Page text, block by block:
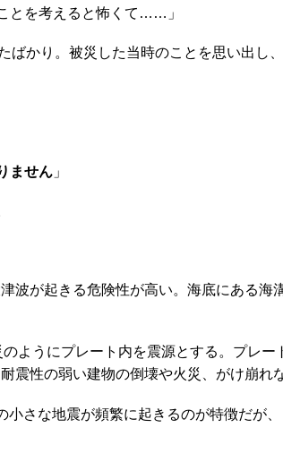
とを考えると怖くて……」
ばかり。被災した当時のことを思い出し
ません 」
波が起きる危険性が高い。海底にある
ようにプレート内を震源とする。プレ
震性の弱い建物の倒壊や火災、がけ崩れ
小さな地震が頻繁に起きるのが特徴だが